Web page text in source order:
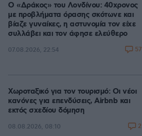
Ο «Δράκος» του Λονδίνου: 40χρονος
με προβλήματα όρασης σκότωνε και
βίαζε γυναίκες, η αστυνομία τον είχε
συλλάβει και τον άφησε ελεύθερο
07.08.2026, 22:54 57
Χωροταξικό για τον τουρισμό: Οι νέοι
κανόνες για επενδύσεις, Airbnb και
εκτός σχεδίου δόμηση
08.08.2026, 08:10 2